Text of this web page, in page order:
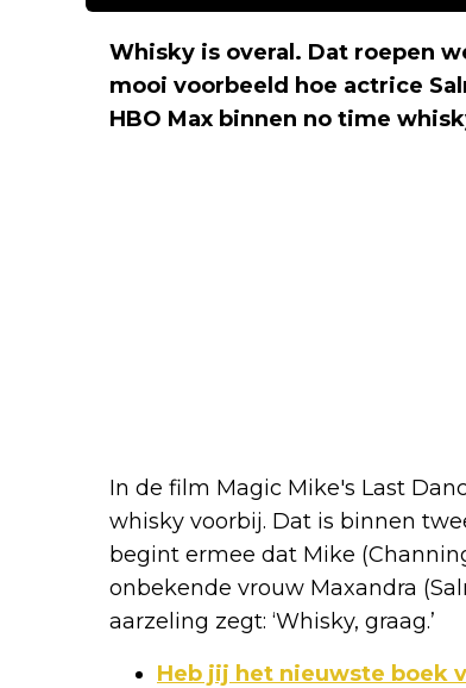
Whisky is overal. Dat roepen
mooi voorbeeld hoe actrice
HBO Max binnen no time
In de film Magic Mike's Last
whisky voorbij. Dat is binnen
begint ermee dat Mike
onbekende vrouw Maxandra
aarzeling zegt: ‘Whisky, graag.’
Heb jij het nieuwste boek